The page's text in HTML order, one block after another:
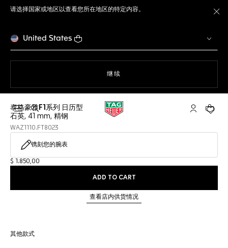
请选择国家或地区以查看您所在地区的特定内容。
United States
继续
打开搜索 My TAG您的
泰格豪雅F1系列 日历型
石英, 41 mm, 精钢
WAZ1110.FT8023
镌刻您的腕表
$ 1.850,00
ADD TO CART
查看店内供货情况
其他款式